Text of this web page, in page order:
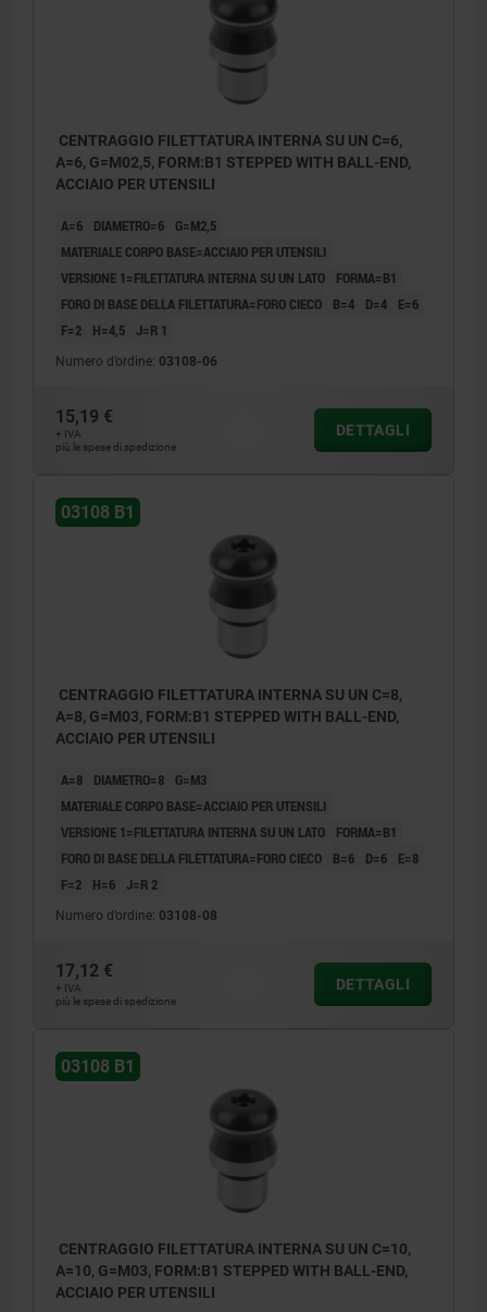
cieco
foro cieco
B3) Filettatura interna su entrambi i lati con
CENTRAGGIO FILETTATURA INTERNA SU UN C=6,
A=6, G=M02,5, FORM:B1 STEPPED WITH BALL-END,
ACCIAIO PER UTENSILI
A=6 DIAMETRO=6
G=M2,5
MATERIALE CORPO BASE=ACCIAIO PER UTENSILI
VERSIONE 1=FILETTATURA INTERNA SU UN LATO
FORMA=B1
FORO DI BASE DELLA FILETTATURA=FORO CIECO
B=4 D=4
E=6
F=2
H=4,5 J=R 1
Numero d’ordine: 03108-06
15,19 €
+ IVA
più le spese di spedizione
DETTAGLI
03108 B1
CENTRAGGIO FILETTATURA INTERNA SU UN C=8,
A=8, G=M03, FORM:B1 STEPPED WITH BALL-END,
ACCIAIO PER UTENSILI
A=8 DIAMETRO=8
G=M3
MATERIALE CORPO BASE=ACCIAIO PER UTENSILI
VERSIONE 1=FILETTATURA INTERNA SU UN LATO
FORMA=B1
FORO DI BASE DELLA FILETTATURA=FORO CIECO
B=6 D=6
E=8
F=2
H=6 J=R 2
Numero d’ordine: 03108-08
17,12 €
+ IVA
più le spese di spedizione
DETTAGLI
03108 B1
CENTRAGGIO FILETTATURA INTERNA SU UN C=10,
A=10, G=M03, FORM:B1 STEPPED WITH BALL-END,
ACCIAIO PER UTENSILI